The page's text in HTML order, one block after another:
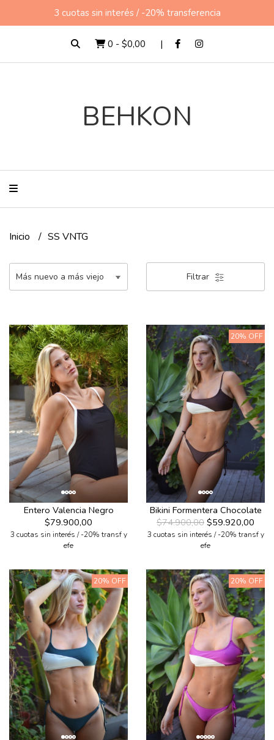
3 cuotas sin interés / -20% transferencia
0 - $0,00
BEHKON
Inicio SS VNTG
Filtrar
Entero Valencia Negro
$79.900,00
3 cuotas sin interés / -20% transf y
efe
20% OFF
Bikini Formentera Chocolate
$74.900,00 $59.920,00
3 cuotas sin interés / -20% transf y
efe
20% OFF 20% OFF